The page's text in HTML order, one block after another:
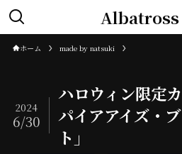
Albatross
ホーム made by natsuki
ハロウィン限定
パイアアイズ・
ト」
2024
6/30